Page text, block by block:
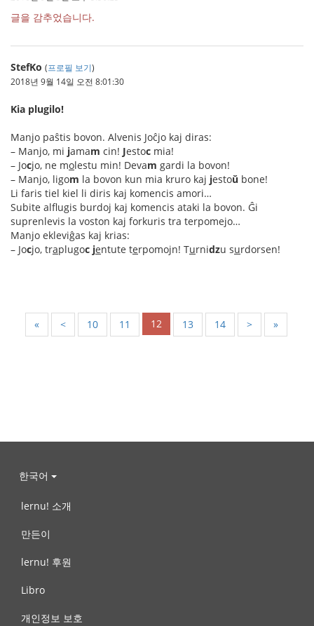
글을 감추었습니다.
StefKo (프로필 보기)
2018년 9월 14일 오전 8:01:30
Kia plugilo!
Manjo paŝtis bovon. Alvenis Joĉjo kaj diras:
– Manjo, mi jamam cin! Jestoc mia!
– Jocjo, ne molestu min! Devam gardi la bovon!
– Manjo, ligom la bovon kun mia kruro kaj jestoŭ bone!
Li faris tiel kiel li diris kaj komencis amori…
Subite alflugis burdoj kaj komencis ataki la bovon. Ĝi
suprenlevis la voston kaj forkuris tra terpomejo…
Manjo ekleviĝas kaj krias:
– Jocjo, traplugoc jentute terpomojn! Turnidzu surdorsen!
« < 10 11 12 13 14 > »
한국어
lernu! 소개
만든이
lernu! 후원
Libro
개인정보 보호